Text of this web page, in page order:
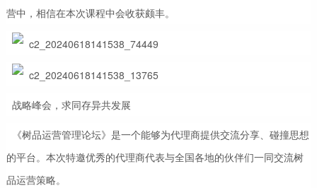
营中，相信在本次课程中会收获颇丰。
战略峰会，求同存异共发展
《树品运营管理论坛》是一个能够为代理商提供交流分享、碰撞思想
的平台。本次特邀优秀的代理商代表与全国各地的伙伴们一同交流树
品运营策略。